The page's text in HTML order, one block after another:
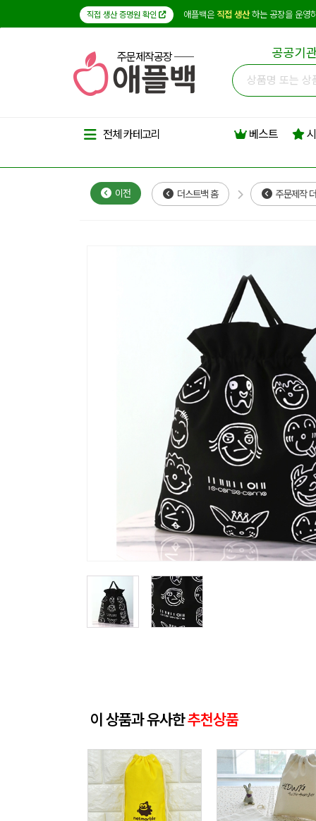
직접 생산 증명원 확인 애플백은 직접 생산하는 공장을 운영
주문제작공장 공공기
전체 카테고리 베스트
이전 더스트백 홈 주문제작
이 상품과 유사한추천상품